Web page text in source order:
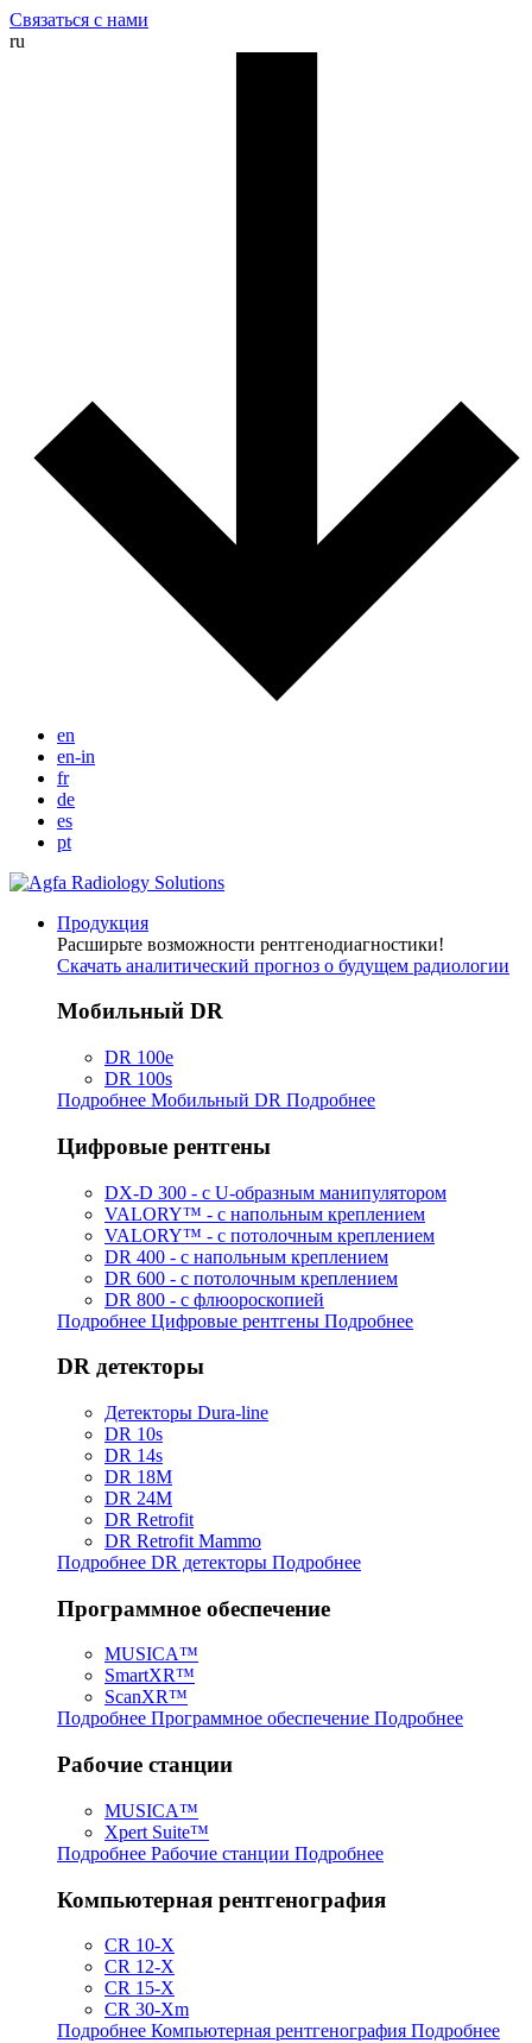
Связаться с нами
ru
en
en-in
fr
de
es
pt
Продукция
Расширьте возможности рентгенодиагностики!
Скачать аналитический прогноз о будущем радиологии
Мобильный DR
DR 100e
DR 100s
Подробнее Мобильный DR Подробнее
Цифровые рентгены
DX-D 300 - с U-образным манипулятором
VALORY™ - с напольным креплением
VALORY™ - с потолочным креплением
DR 400 - с напольным креплением
DR 600 - с потолочным креплением
DR 800 - с флюороскопией
Подробнее Цифровые рентгены Подробнее
DR детекторы
Детекторы Dura-line
DR 10s
DR 14s
DR 18M
DR 24M
DR Retrofit
DR Retrofit Mammo
Подробнее DR детекторы Подробнее
Программное обеспечение
MUSICA™
SmartXR™
ScanXR™
Подробнее Программное обеспечение Подробнее
Рабочие станции
MUSICA™
Xpert Suite™
Подробнее Рабочие станции Подробнее
Компьютерная рентгенография
CR 10-X
CR 12-X
CR 15-X
CR 30-Xm
Подробнее Компьютерная рентгенография Подробнее